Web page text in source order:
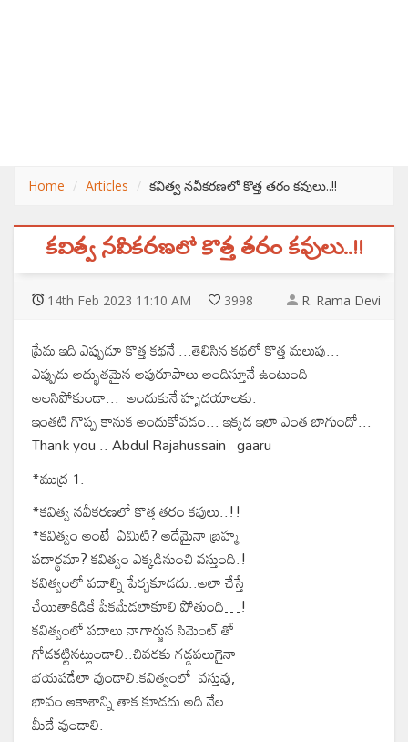
Home Articles కవిత్వ నవీకరణలో కొత్త తరం కవులు..‌!!
కవిత్వ నవీకరణలో కొత్త తరం కవులు..‌!!
14th Feb 2023 11:10 AM 3998 R. Rama Devi
ప్రేమ ఇది ఎప్పుడూ కొత్త కథనే ...తెలిసిన కథలో కొత్త మలుపు...
ఎప్పుడు అద్భుతమైన అపురూపాలు అందిస్తూనే ఉంటుంది
అలసిపోకుండా... అందుకునే హృదయాలకు.
ఇంతటి గొప్ప కానుక అందుకోవడం... ఇక్కడ ఇలా ఎంత బాగుందో...
Thank you .. Abdul Rajahussain gaaru
*ముద్ర 1.
*కవిత్వ నవీకరణలో కొత్త తరం కవులు..‌!!
*కవిత్వం అంటే ఏమిటి? అదేమైనా బ్రహ్మ
పదార్థమా? కవిత్వం ఎక్కడినుంచి వస్తుంది.!
కవిత్వంలో పదాల్ని పేర్చకూడదు..అలా చేస్తే
చేయితాకిడికే పేక‌మేడలాకూలి పోతుంది…!
కవిత్వంలో పదాలు నాగార్జున సిమెంట్ తో
‌గోడకట్టినట్లుండాలి..చివరకు గడ్డపలుగైనా
భయపడేలా వుండాలి.కవిత్వంలో వస్తువు,
భావం ‌ఆకాశాన్ని తాక కూడదు అది నేల
మీదే వుండాలి. ‌